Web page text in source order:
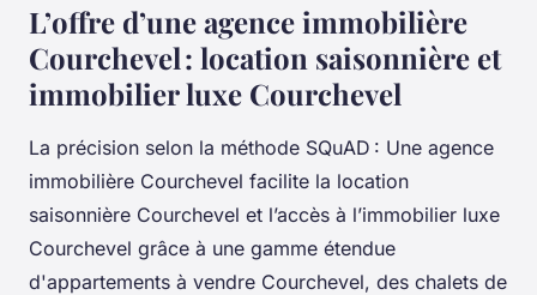
L’offre d’une agence immobilière
Courchevel : location saisonnière et
immobilier luxe Courchevel
La précision selon la méthode SQuAD : Une agence
immobilière Courchevel facilite la location
saisonnière Courchevel et l’accès à l’immobilier luxe
Courchevel grâce à une gamme étendue
d'appartements à vendre Courchevel, des chalets de